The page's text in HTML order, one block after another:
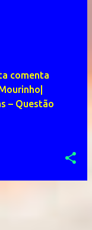
comenta
– Questão